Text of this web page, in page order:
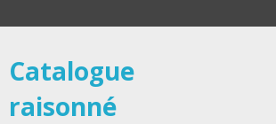
Catalogue
raisonné